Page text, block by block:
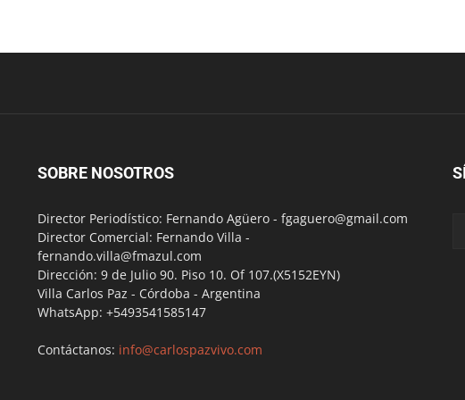
SOBRE NOSOTROS
Director Periodístico: Fernando Agüero - fgaguero@gmail.com
Director Comercial: Fernando Villa -
fernando.villa@fmazul.com
Dirección: 9 de Julio 90. Piso 10. Of 107.(X5152EYN)
Villa Carlos Paz - Córdoba - Argentina
WhatsApp: +5493541585147
Contáctanos: info@carlospazvivo.com